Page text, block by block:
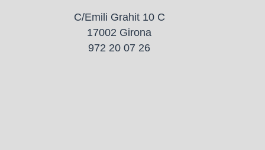
C/Emili Grahit 10 C
17002 Girona
972 20 07 26